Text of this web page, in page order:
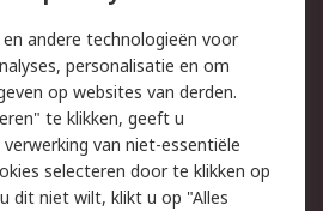
Email veiligheid
Websitevoorwaarden
andere technologieën voor
personalisatie en om
op websites van derden.
te klikken, geeft u
van niet-essentiële
selecteren door te klikken op
dit niet wilt, klikt u op "Alles